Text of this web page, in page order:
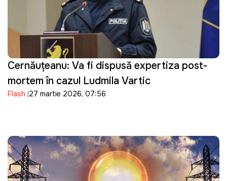
Cernăuțeanu: Va fi dispusă expertiza post-
mortem în cazul Ludmila Vartic
Flash 27 martie 2026, 07:56